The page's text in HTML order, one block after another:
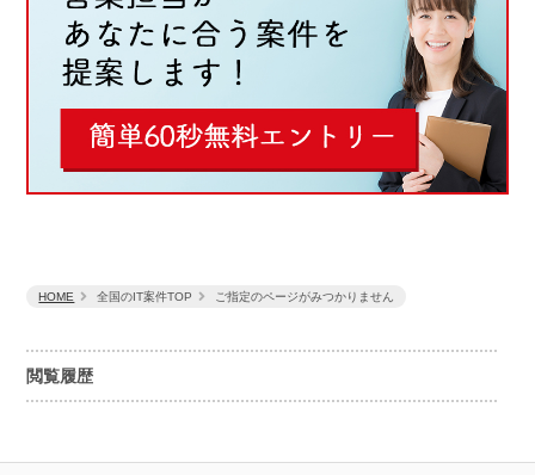
閲覧履歴
HOME 全国のIT案件TOP ご指定のページがみつかりません